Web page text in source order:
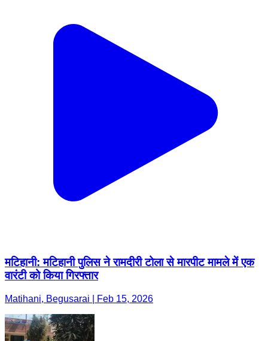
मटिहानी: मटिहानी पुलिस ने रामदीरी टोला से मारपीट मामले में एक
वारंटी को किया गिरफ्तार
Matihani, Begusarai | Feb 15, 2026